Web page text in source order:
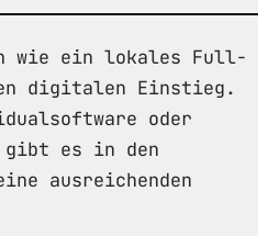
wie ein lokales Full-
digitalen Einstieg.
oder
gibt es in den
ausreichenden